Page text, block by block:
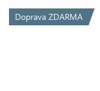
Doprava ZDARMA